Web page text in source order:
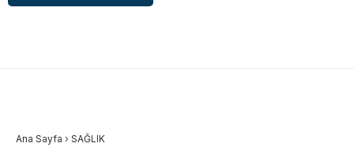
Ana Sayfa › SAĞLIK